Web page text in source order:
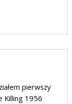
pierwszy
Killing 1956